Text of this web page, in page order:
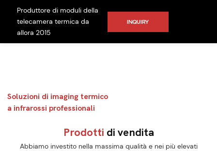
Produttore di moduli della
telecamera termica da
allora 2015
INQUIRY
Soluzioni di imaging termico
a infrarossi professionali
Prodotti di vendita
Abbiamo investito nella massima qualità e nei più elevati